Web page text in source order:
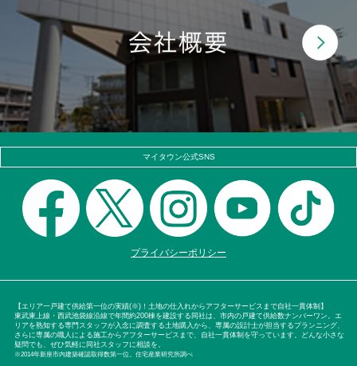
マイタウン公式SNS
プライバシーポリシー
【エリア一戸建て供給第一位の実績(※)！土地の仕入れからアフターサービスまで自社一貫体制】
東武東上線・西武池袋線沿線で年間約200棟を建設する同社は、市内の戸建て供給数ナンバーワン。エ
リアを熟知する専門スタッフが入念に調査する土地購入から、専属の設計士が担当するプランニング、
さらに専属の職人による施工からアフターサービスまで、自社一貫体制を守っています。どんな小さな
疑問でも、ぜひ気軽に同社スタッフに相談を。
※2014年新座市内建築確認取得数第一位。住宅産業研究所調べ